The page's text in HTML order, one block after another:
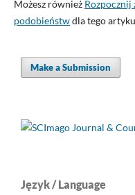
Możesz również Rozpocznij
podobieństwdla tego
Make a Submission
Język / Language